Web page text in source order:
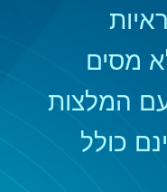
מסים
המלצות
כולל